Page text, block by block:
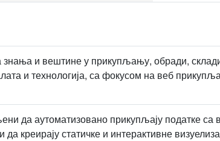
знања и вештине у прикупљању, обради,
и технологија, са фокусом на веб
да аутоматизовано прикупљају податке са
креирају статичке и интерактивне